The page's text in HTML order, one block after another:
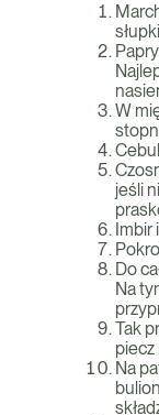
W
jeśli
Imbir
Do
Na
Tak
piecz
Na